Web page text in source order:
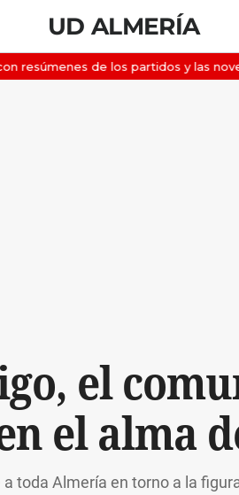
UD ALMERÍA
el
el alma
toda Almería en torno a la